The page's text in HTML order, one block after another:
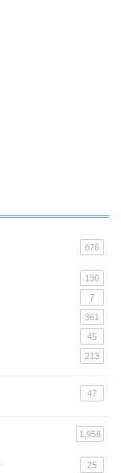
676
130
7
361
45
213
47
1,956
25